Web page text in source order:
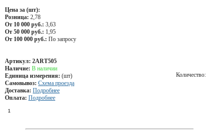
Цена за (шт):
Розница: 2,78
От 10 000 руб.: 3,63
От 50 000 руб.: 1,95
От 100 000 руб.: По запросу
Артикул: 2ART505
Наличие: В наличии
Единица измерения: (шт)
Самовывоз: Схема проезда
Доставка: Подробнее
Оплата: Подробнее
Количество: